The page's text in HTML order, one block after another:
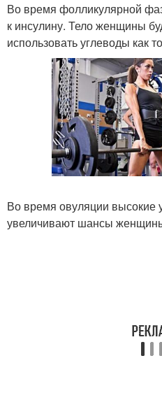
Во время фолликулярной
к инсулину. Тело женщины
использовать углеводы как
Во время овуляции высокие
увеличивают шансы